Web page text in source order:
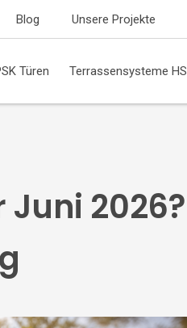
Blog Unsere Projekte
Türen Terrassensysteme HS
2026?